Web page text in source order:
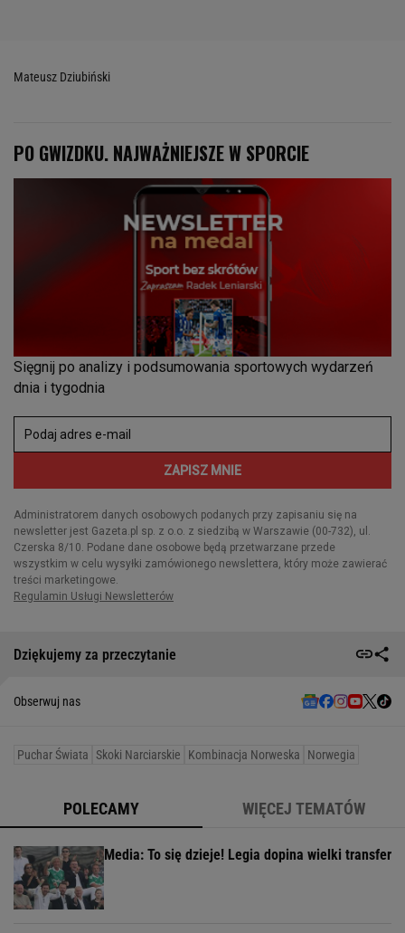
Mateusz Dziubiński
Dziękujemy za przeczytanie
Obserwuj nas
Puchar Świata Skoki Narciarskie Kombinacja Norweska Norwegia
POLECAMY WIĘCEJ TEMATÓW
Media: To się dzieje! Legia dopina wielki transfer